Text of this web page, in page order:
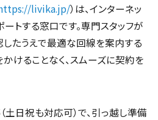
livika.jp/）は、インターネッ
トする窓口です。専門スタッフが
たうえで最適な回線を案内する
けることなく、スムーズに契約を
土日祝も対応可）で、引っ越し準備